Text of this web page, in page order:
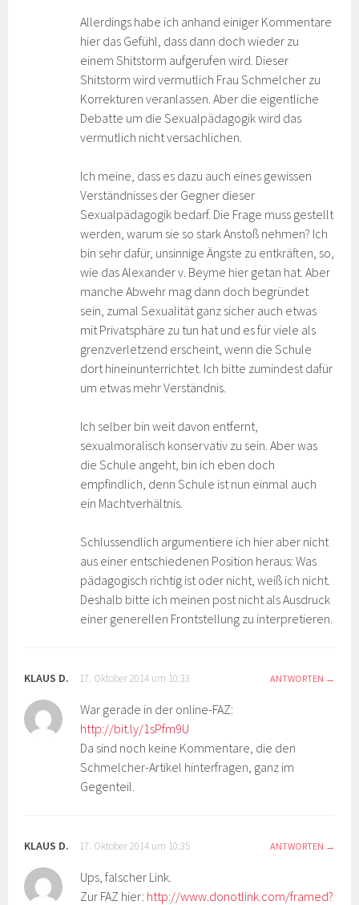
Allerdings habe ich anhand einiger Kommentare
hier das Gefühl, dass dann doch wieder zu
einem Shitstorm aufgerufen wird. Dieser
Shitstorm wird vermutlich Frau Schmelcher zu
Korrekturen veranlassen. Aber die eigentliche
Debatte um die Sexualpädagogik wird das
vermutlich nicht versachlichen.
Ich meine, dass es dazu auch eines gewissen
Verständnisses der Gegner dieser
Sexualpädagogik bedarf. Die Frage muss gestellt
werden, warum sie so stark Anstoß nehmen? Ich
bin sehr dafür, unsinnige Ängste zu entkräften, so,
wie das Alexander v. Beyme hier getan hat. Aber
manche Abwehr mag dann doch begründet
sein, zumal Sexualität ganz sicher auch etwas
mit Privatsphäre zu tun hat und es für viele als
grenzverletzend erscheint, wenn die Schule
dort hineinunterrichtet. Ich bitte zumindest dafür
um etwas mehr Verständnis.
Ich selber bin weit davon entfernt,
sexualmoralisch konservativ zu sein. Aber was
die Schule angeht, bin ich eben doch
empfindlich, denn Schule ist nun einmal auch
ein Machtverhältnis.
Schlussendlich argumentiere ich hier aber nicht
aus einer entschiedenen Position heraus: Was
pädagogisch richtig ist oder nicht, weiß ich nicht.
Deshalb bitte ich meinen post nicht als Ausdruck
einer generellen Frontstellung zu interpretieren.
KLAUS D. 17. Oktober 2014 um 10:33 ANTWORTEN
War gerade in der online-FAZ:
http://bit.ly/1sPfm9U
Da sind noch keine Kommentare, die den
Schmelcher-Artikel hinterfragen, ganz im
Gegenteil.
KLAUS D. 17. Oktober 2014 um 10:35 ANTWORTEN
Ups, falscher Link.
Zur FAZ hier: http://www.donotlink.com/framed?